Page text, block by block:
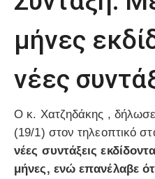
μήνες
νέες
Ο κ. Χατζηδάκης ,
(19/1) στον τηλεοπτικό
νέες συντάξεις
μήνες, ενώ επανέλαβε